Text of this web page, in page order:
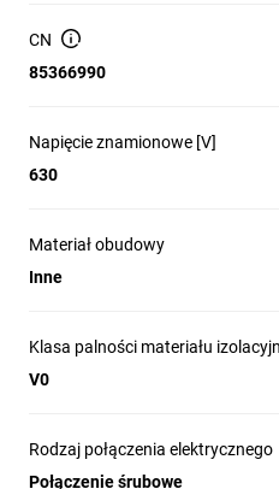
CN
85366990
Napięcie znamionowe [V]
630
Materiał obudowy
Inne
Klasa palności materiału
V0
Rodzaj połączenia elektrycznego
Połączenie śrubowe